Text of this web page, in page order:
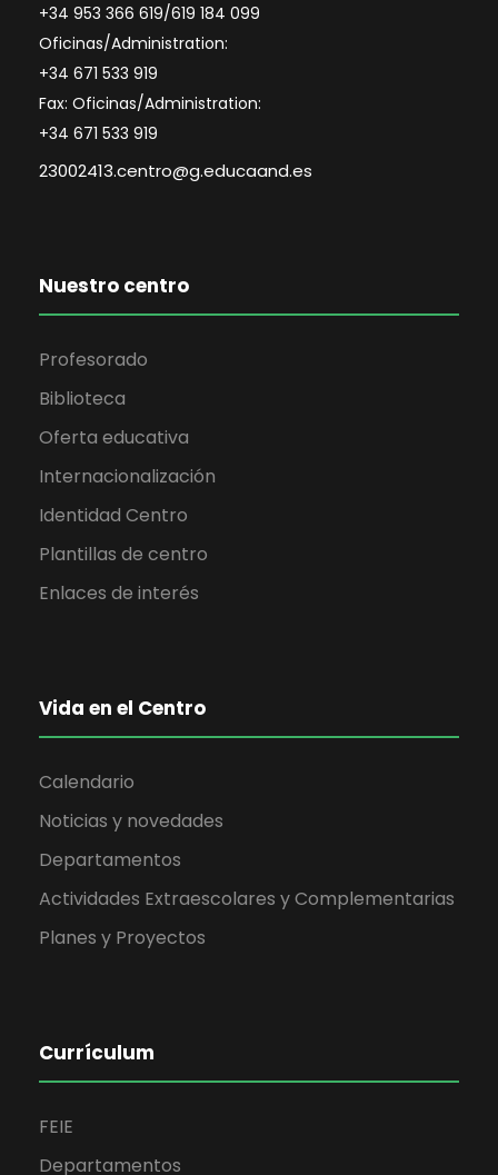
+34 953 366 619/619 184 099
Oficinas/Administration:
+34 671 533 919
Fax: Oficinas/Administration:
+34 671 533 919
23002413.centro@g.educaand.es
Nuestro centro
Profesorado
Biblioteca
Oferta educativa
Internacionalización
Identidad Centro
Plantillas de centro
Enlaces de interés
Vida en el Centro
Calendario
Noticias y novedades
Departamentos
Actividades Extraescolares y Complementarias
Planes y Proyectos
Currículum
FEIE
Departamentos